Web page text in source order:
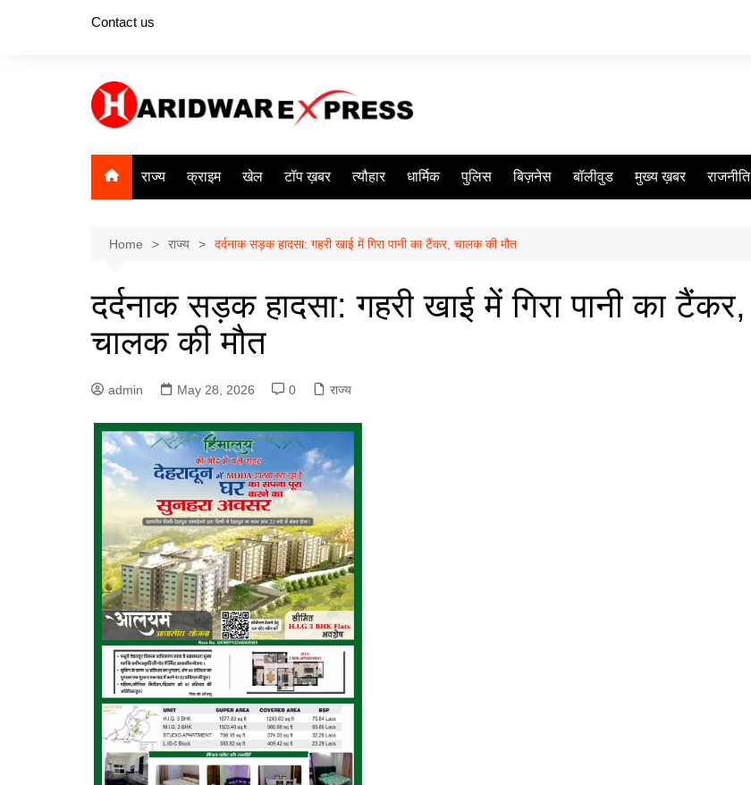
Contact us
राज्य क्राइम खेल टॉप ख़बर त्यौहार धार्मिक पुलिस बिज़नेस बॉलीवुड मुख्य ख़बर राजनीति
Home राज्य दर्दनाक सड़क हादसा: गहरी खाई में गिरा पानी का टैंकर, चालक की मौत
दर्दनाक सड़क हादसा: गहरी खाई में गिरा पानी का टैंकर,
चालक की मौत
admin May 28, 2026 0 राज्य